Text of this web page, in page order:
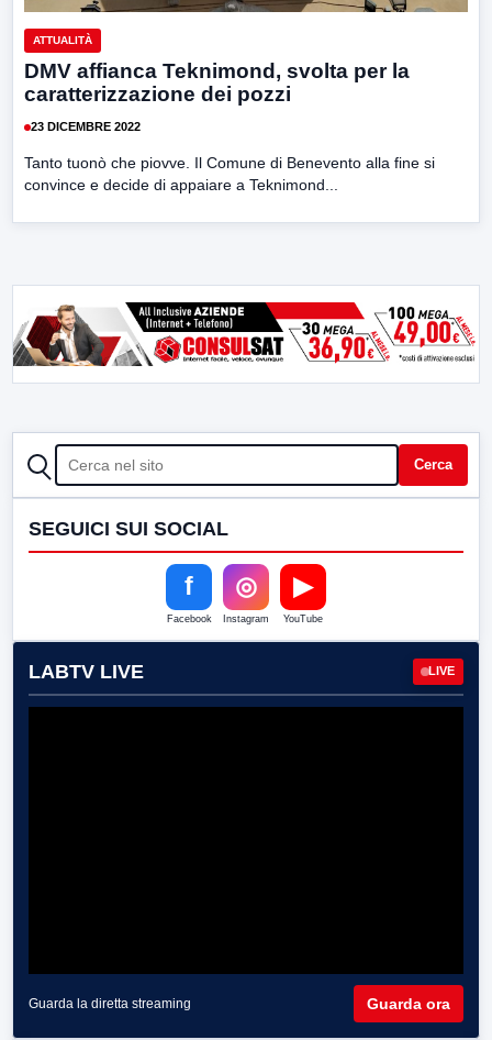
ATTUALITÀ
DMV affianca Teknimond, svolta per la
caratterizzazione dei pozzi
23 DICEMBRE 2022
Tanto tuonò che piovve. Il Comune di Benevento alla fine si
convince e decide di appaiare a Teknimond...
CERCA Cerca
SEGUICI SUI SOCIAL
f
Facebook
◎
Instagram
▶
YouTube
LABTV LIVE LIVE
Guarda la diretta streaming Guarda ora